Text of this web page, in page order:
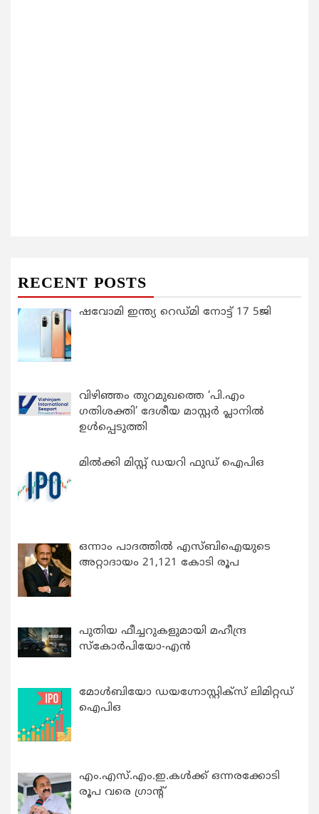
RECENT POSTS
ഷവോമി ഇന്ത്യ റെഡ്മി നോട്ട് 17 5ജി
വിഴിഞ്ഞം തുറമുഖത്തെ ‘പി.എം
ഗതിശക്തി’ ദേശീയ മാസ്റ്റർ പ്ലാനിൽ
ഉൾപ്പെടുത്തി
മിൽക്കി മിസ്റ്റ് ഡയറി ഫുഡ് ഐപിഒ
ഒന്നാം പാദത്തിൽ എസ്ബിഐയുടെ
അറ്റാദായം 21,121 കോടി രൂപ
പുതിയ ഫീച്ചറുകളുമായി മഹീന്ദ്ര
സ്കോർപിയോ-എൻ
മോൾബിയോ ഡയഗ്നോസ്റ്റിക്സ് ലിമിറ്റഡ്
ഐപിഒ
എം.എസ്.എം.ഇ.കൾക്ക് ഒന്നരക്കോടി
രൂപ വരെ ഗ്രാന്റ്